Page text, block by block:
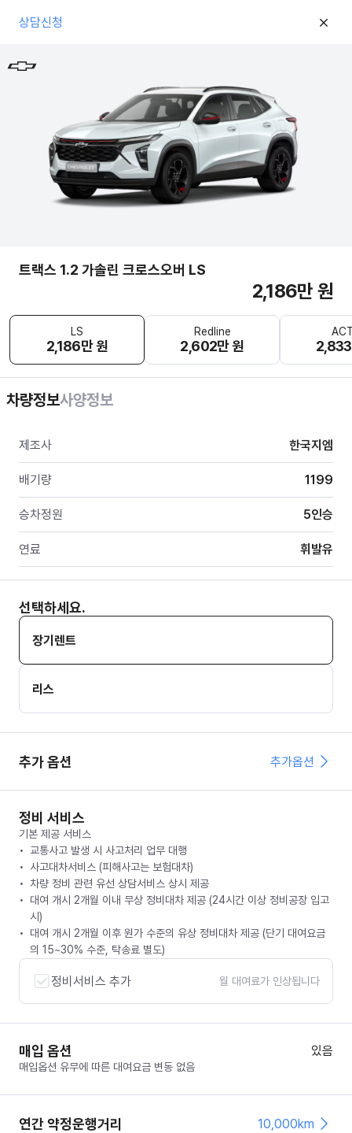
상담신청
트랙스 1.2 가솔린 크로스오버 LS
2,186만 원
LS
2,186만 원
Redline
2,602만 원
차량정보사양정보
제조사 한국지엠
배기량 1199
승차정원 5인승
연료 휘발유
선택하세요.
장기렌트
리스
추가 옵션 추가옵션
정비 서비스
기본 제공 서비스
교통사고 발생 시 사고처리 업무 대행
사고대차서비스 (피해사고는 보험대차)
차량 정비 관련 유선 상담서비스 상시 제공
대여 개시 2개월 이내 무상 정비대차 제공 (24시간 이상 정비공장 입고
시)
대여 개시 2개월 이후 원가 수준의 유상 정비대차 제공 (단기 대여요금
의 15~30% 수준, 탁송료 별도)
정비서비스 추가 월 대여료가 인상됩니다
매입 옵션 있음
매입옵션 유무에 따른 대여요금 변동 없음
연간 약정운행거리 10,000km